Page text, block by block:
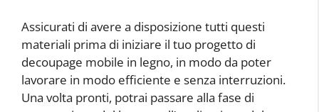
Assicurati di avere a disposizione tutti questi
materiali prima di iniziare il tuo progetto di
decoupage mobile in legno, in modo da poter
lavorare in modo efficiente e senza interruzioni.
Una volta pronti, potrai passare alla fase di